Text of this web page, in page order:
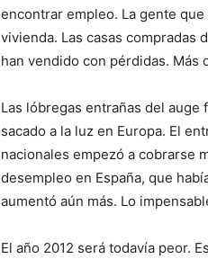
encontrar empleo. La gente
vivienda. Las casas compradas
han vendido con pérdidas. Más
Las lóbregas entrañas del
sacado a la luz en Europa. El
nacionales empezó a cobrarse
desempleo en España, que
aumentó aún más. Lo
El año 2012 será todavía peor.